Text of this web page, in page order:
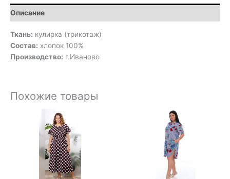
Описание
Ткань: кулирка (трикотаж)
Состав: хлопок 100%
Производство: г.Иваново
Похожие товары